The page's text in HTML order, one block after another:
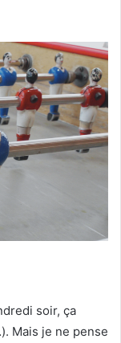
soir, ça
Mais je ne pense